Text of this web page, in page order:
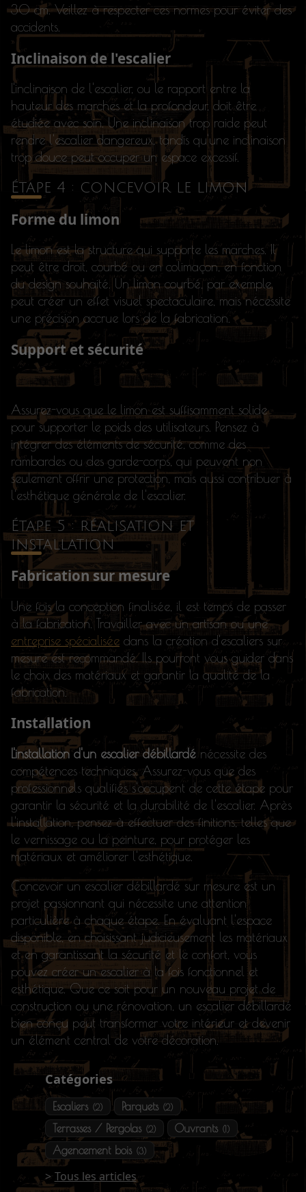
Catégories
Escaliers (2) Parquets (2)
Terrasses / Pergolas (2) Ouvrants (1)
Agencement bois (3)
Tous les articles
30 cm. Veillez à respecter ces normes pour éviter des
accidents.
Inclinaison de l'escalier
L'inclinaison de l'escalier, ou le rapport entre la
hauteur des marches et la profondeur, doit être
étudiée avec soin. Une inclinaison trop raide peut
rendre l'escalier dangereux, tandis qu'une inclinaison
trop douce peut occuper un espace excessif.
Étape 4 : concevoir le limon
Forme du limon
Le limon est la structure qui supporte les marches. Il
peut être droit, courbé ou en colimaçon, en fonction
du design souhaité. Un limon courbé, par exemple,
peut créer un effet visuel spectaculaire, mais nécessite
une précision accrue lors de la fabrication.
Support et sécurité
Assurez-vous que le limon est suffisamment solide
pour supporter le poids des utilisateurs. Pensez à
intégrer des éléments de sécurité, comme des
rambardes ou des garde-corps, qui peuvent non
seulement offrir une protection, mais aussi contribuer à
l'esthétique générale de l'escalier.
Étape 5 : réalisation et
installation
Fabrication sur mesure
Une fois la conception finalisée, il est temps de passer
à la fabrication. Travailler avec un artisan ou une
entreprise spécialisée dans la création d'escaliers sur
mesure est recommandé. Ils pourront vous guider dans
le choix des matériaux et garantir la qualité de la
fabrication.
Installation
L'installation d'un escalier débillardé nécessite des
compétences techniques. Assurez-vous que des
professionnels qualifiés s'occupent de cette étape pour
garantir la sécurité et la durabilité de l'escalier. Après
l'installation, pensez à effectuer des finitions, telles que
le vernissage ou la peinture, pour protéger les
matériaux et améliorer l'esthétique.
Concevoir un escalier débillardé sur mesure est un
projet passionnant qui nécessite une attention
particulière à chaque étape. En évaluant l'espace
disponible, en choisissant judicieusement les matériaux
et en garantissant la sécurité et le confort, vous
pouvez créer un escalier à la fois fonctionnel et
esthétique. Que ce soit pour un nouveau projet de
construction ou une rénovation, un escalier débillardé
bien conçu peut transformer votre intérieur et devenir
un élément central de votre décoration.